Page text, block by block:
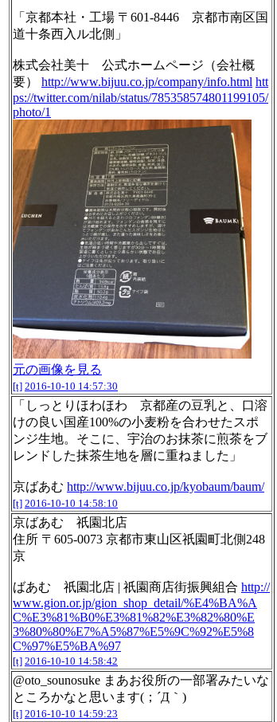
「京都本社・工場 〒601-8446 京都市南区国
道十条西入ル北側」
株式会社美十 公式ホームページ（会社概
要） http://www.bijuu.co.jp/company/info.html htt
ps://twitter.com/nilab/status/785358574801199105/
photo/1
元の画像を見る
[t] 2016-10-10 14:57:30
「しっとりほわほわ 京都産の豆乳と、口溶
けの良い国産100%の小麦粉を合わせたスポ
ンジ生地。そこに、宇治のお抹茶に煎茶をブ
レンドした抹茶生地を層に重ねました」
京ばあむ http://www.bijuu.co.jp/kyobaum/baum/
[t] 2016-10-10 14:58:10
京ばあむ 祇園北店
住所 〒605-0073 京都市東山区祇園町北側248
京
ばあむ 祇園北店 | 祇園商店街振興組合 http://
www.gion.or.jp/gion_shop_detail/%E4%BA%A
C%E3%81%B0%E3%81%82%E3%82%80%E
3%80%80%E7%A5%87%E5%9C%92%E5%8
C%97%E5%BA%97
[t] 2016-10-10 14:58:42
@oto_sounosuke まあお役所の一部署みたいな
ところかなと思います(；´Д｀)
[t] 2016-10-10 14:59:23